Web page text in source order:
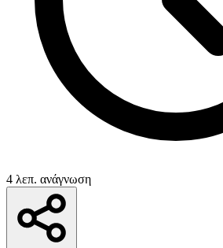
4 λεπ. ανάγνωση